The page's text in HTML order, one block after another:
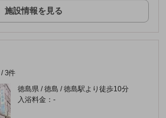
施設情報を見る
/3件
徳島県 / 徳島 / 徳島駅より徒歩10分
入浴料金：-